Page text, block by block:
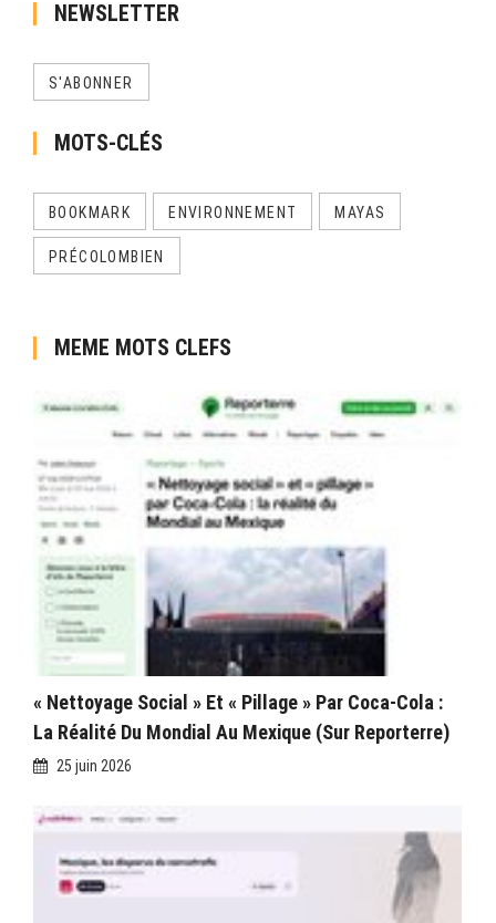
NEWSLETTER
S'ABONNER
MOTS-CLÉS
BOOKMARK ENVIRONNEMENT MAYAS
PRÉCOLOMBIEN
MEME MOTS CLEFS
« Nettoyage Social » Et « Pillage » Par Coca-Cola :
La Réalité Du Mondial Au Mexique (sur Reporterre)
25 juin 2026